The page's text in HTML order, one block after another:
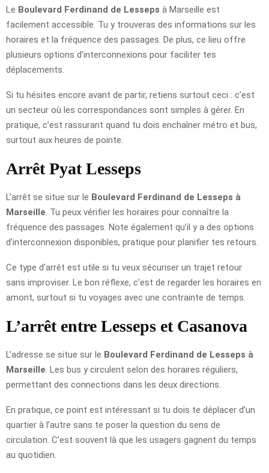
Le Boulevard Ferdinand de Lesseps à Marseille est
facilement accessible. Tu y trouveras des informations sur les
horaires et la fréquence des passages. De plus, ce lieu offre
plusieurs options d’interconnexions pour faciliter tes
déplacements.
Si tu hésites encore avant de partir, retiens surtout ceci : c’est
un secteur où les correspondances sont simples à gérer. En
pratique, c’est rassurant quand tu dois enchaîner métro et bus,
surtout aux heures de pointe.
Arrêt Pyat Lesseps
L’arrêt se situe sur le Boulevard Ferdinand de Lesseps à
Marseille . Tu peux vérifier les horaires pour connaître la
fréquence des passages. Note également qu’il y a des options
d’interconnexion disponibles, pratique pour planifier tes retours.
Ce type d’arrêt est utile si tu veux sécuriser un trajet retour
sans improviser. Le bon réflexe, c’est de regarder les horaires en
amont, surtout si tu voyages avec une contrainte de temps.
L’arrêt entre Lesseps et Casanova
L’adresse se situe sur le Boulevard Ferdinand de Lesseps à
Marseille . Les bus y circulent selon des horaires réguliers,
permettant des connections dans les deux directions.
En pratique, ce point est intéressant si tu dois te déplacer d’un
quartier à l’autre sans te poser la question du sens de
circulation. C’est souvent là que les usagers gagnent du temps
au quotidien.